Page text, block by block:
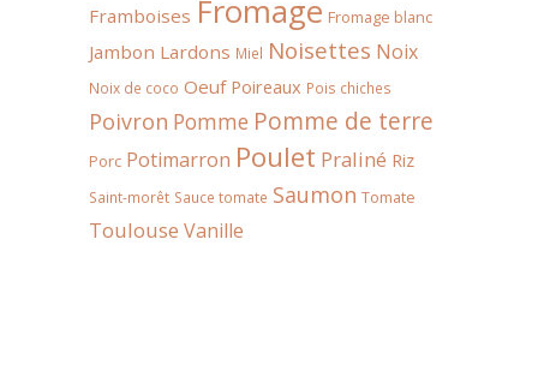
Framboises Fromage Fromage blanc
Jambon Lardons Miel Noisettes Noix
Noix de coco Oeuf Poireaux Pois chiches
Poivron Pomme Pomme de terre
Porc Potimarron Poulet Praliné Riz
Saint-morêt Sauce tomate Saumon Tomate
Toulouse Vanille